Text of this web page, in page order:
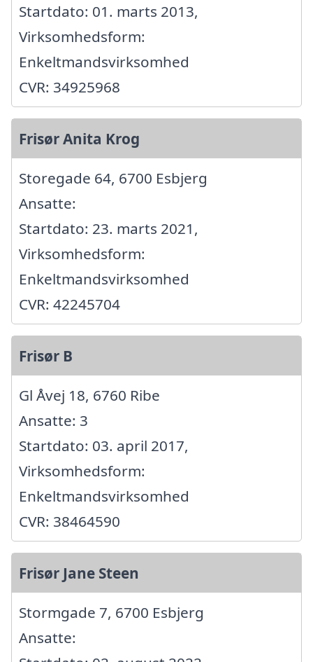
Startdato: 01. marts 2013,
Virksomhedsform:
Enkeltmandsvirksomhed
CVR: 34925968
Frisør Anita Krog
Storegade 64, 6700 Esbjerg
Ansatte:
Startdato: 23. marts 2021,
Virksomhedsform:
Enkeltmandsvirksomhed
CVR: 42245704
Frisør B
Gl Åvej 18, 6760 Ribe
Ansatte: 3
Startdato: 03. april 2017,
Virksomhedsform:
Enkeltmandsvirksomhed
CVR: 38464590
Frisør Jane Steen
Stormgade 7, 6700 Esbjerg
Ansatte: